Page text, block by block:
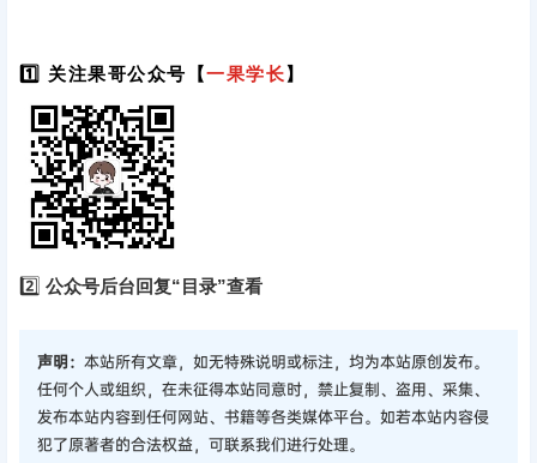
1️⃣ 关注果哥公众号【一果学长】
2️⃣ 公众号后台回复“目录”查看
声明： 本站所有文章，如无特殊说明或标注，均为本站原创发布。
任何个人或组织，在未征得本站同意时，禁止复制、盗用、采集、
发布本站内容到任何网站、书籍等各类媒体平台。如若本站内容侵
犯了原著者的合法权益，可联系我们进行处理。